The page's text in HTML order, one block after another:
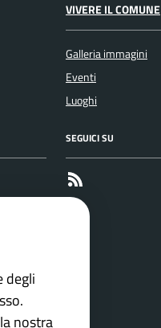
VIVERE IL COMUNE
Galleria immagini
Eventi
Luoghi
SEGUICI SU
degli
nostra